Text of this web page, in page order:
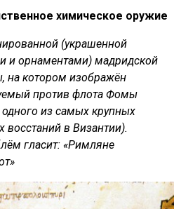
химическое оружие
(украшенной
и орнаментами) мадридской
на котором изображён
против флота Фомы
из самых крупных
в Византии).
гласит: «Римляне